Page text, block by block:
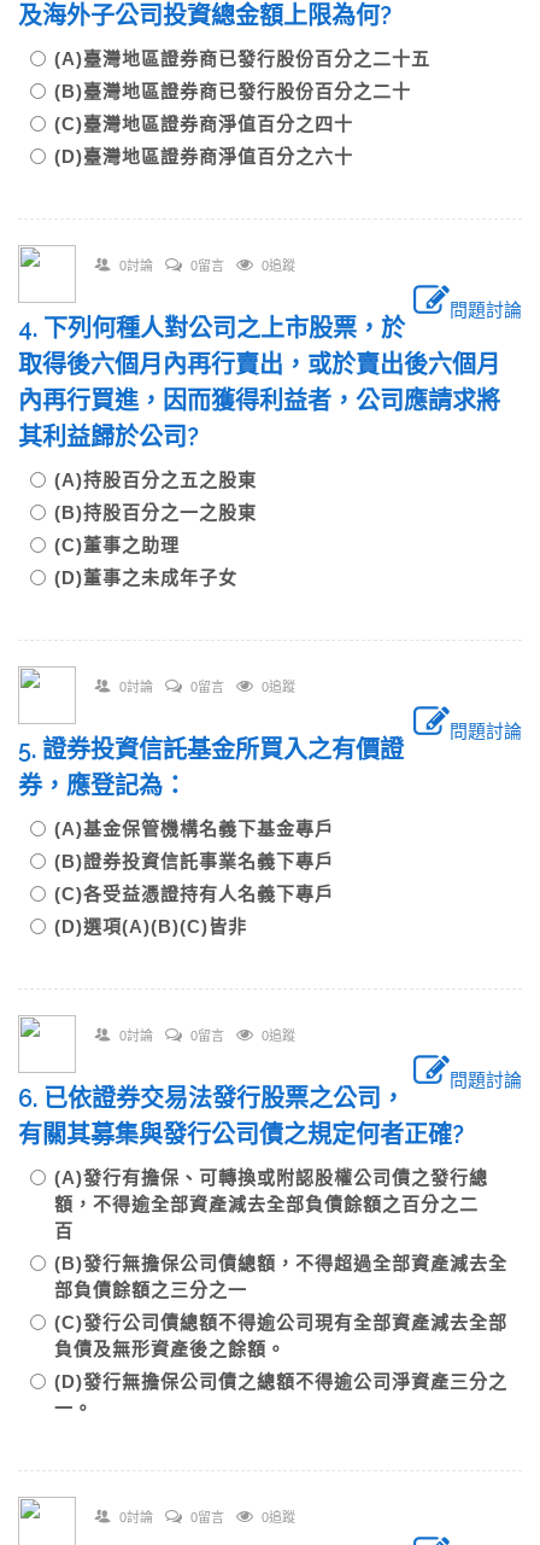
及海外子公司投資總金額上限為何?
(A)臺灣地區證券商已發行股份百分之二十五
(B)臺灣地區證券商已發行股份百分之二十
(C)臺灣地區證券商淨值百分之四十
(D)臺灣地區證券商淨值百分之六十
0討論 0留言 0追蹤
問題討論
4. 下列何種人對公司之上市股票，於
取得後六個月內再行賣出，或於賣出後六個月
內再行買進，因而獲得利益者，公司應請求將
其利益歸於公司?
(A)持股百分之五之股東
(B)持股百分之一之股東
(C)董事之助理
(D)董事之未成年子女
0討論 0留言 0追蹤
問題討論
5. 證券投資信託基金所買入之有價證
券，應登記為：
(A)基金保管機構名義下基金專戶
(B)證券投資信託事業名義下專戶
(C)各受益憑證持有人名義下專戶
(D)選項(A)(B)(C)皆非
0討論 0留言 0追蹤
問題討論
6. 已依證券交易法發行股票之公司，
有關其募集與發行公司債之規定何者正確?
(A)發行有擔保、可轉換或附認股權公司債之發行總
額，不得逾全部資產減去全部負債餘額之百分之二
百
(B)發行無擔保公司債總額，不得超過全部資產減去全
部負債餘額之三分之一
(C)發行公司債總額不得逾公司現有全部資產減去全部
負債及無形資產後之餘額。
(D)發行無擔保公司債之總額不得逾公司淨資產三分之
一。
0討論 0留言 0追蹤